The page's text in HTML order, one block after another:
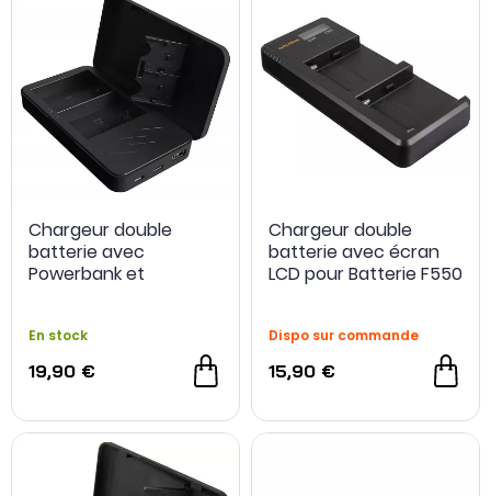
Chargeur double
batterie avec
Powerbank et
PATONA
En stock
19,90 €
Chargeur double
batterie avec écran
LCD pour Batterie F550
Dispo sur commande
15,90 €